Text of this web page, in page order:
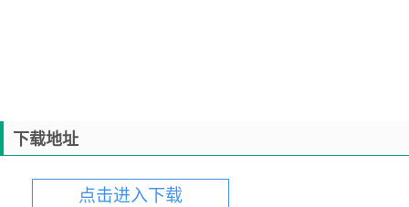
下载地址
点击进入下载